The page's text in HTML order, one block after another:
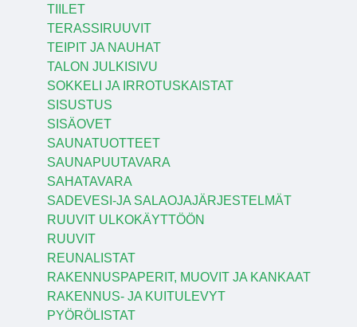
TIILET
TERASSIRUUVIT
TEIPIT JA NAUHAT
TALON JULKISIVU
SOKKELI JA IRROTUSKAISTAT
SISUSTUS
SISÄOVET
SAUNATUOTTEET
SAUNAPUUTAVARA
SAHATAVARA
SADEVESI-JA SALAOJAJÄRJESTELMÄT
RUUVIT ULKOKÄYTTÖÖN
RUUVIT
REUNALISTAT
RAKENNUSPAPERIT, MUOVIT JA KANKAAT
RAKENNUS- JA KUITULEVYT
PYÖRÖLISTAT